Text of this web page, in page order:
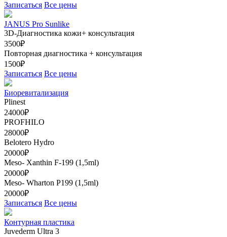
Записаться Все цены
JANUS Pro Sunlike
3D-Диагностика кожи+ консультация
3500₽
Повторная диагностика + консультация
1500₽
Записаться Все цены
Биоревитализация
Plinest
24000₽
PROFHILO
28000₽
Belotero Hydro
20000₽
Meso- Xanthin F-199 (1,5ml)
20000₽
Meso- Wharton Р199 (1,5ml)
20000₽
Записаться Все цены
Контурная пластика
Juvederm Ultra 3